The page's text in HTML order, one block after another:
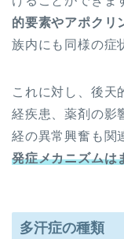
的要素やアポクリ
族内にも同様の症
これに対し、後天
経疾患、薬剤の影
経の異常興奮も関
発症メカニズムは
多汗症の種類